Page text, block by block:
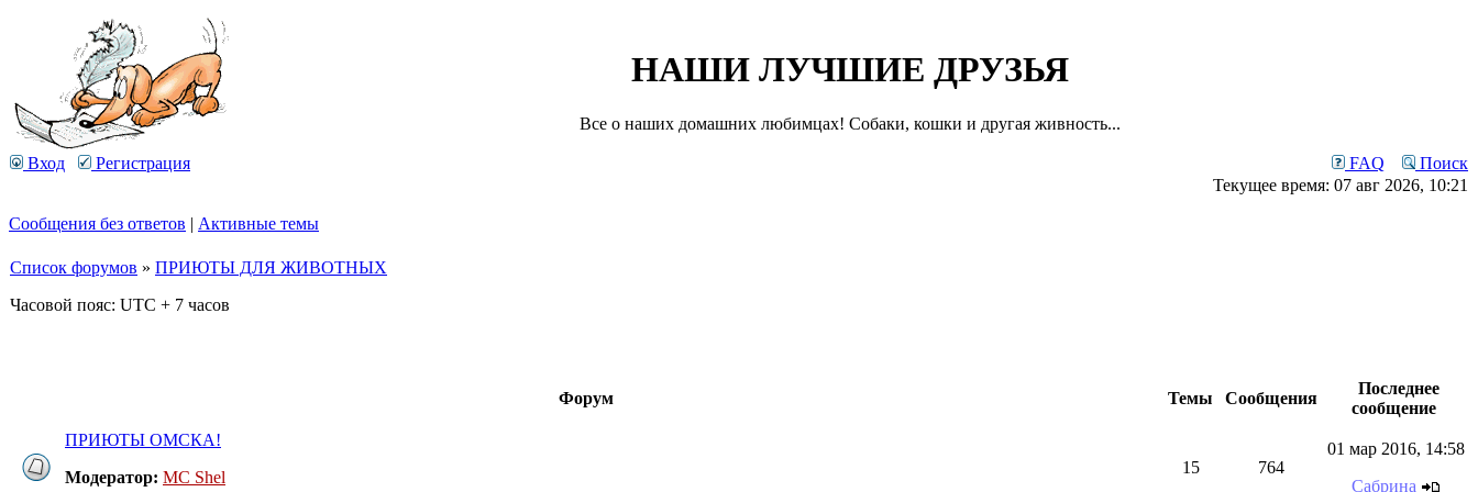
НАШИ ЛУЧШИЕ ДРУЗЬЯ
Все о наших домашних любимцах! Собаки, кошки и другая живность...
Вход Регистрация FAQ
Поиск
Текущее время: 07 авг 2026, 10:21
Сообщения без ответов | Активные темы
Список форумов » ПРИЮТЫ ДЛЯ ЖИВОТНЫХ
Часовой пояс: UTC + 7 часов
Форум Темы Сообщения
Последнее
сообщение
ПРИЮТЫ ОМСКА!
Модератор: MC Shel
15 764
01 мар 2016, 14:58
Сабрина